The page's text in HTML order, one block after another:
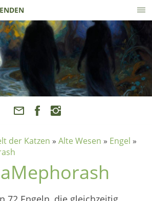
der Katzen » Alte Wesen » Engel »